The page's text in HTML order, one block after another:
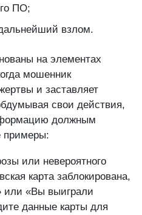
ПО;
взлом.
на элементах
мошенник
и заставляет
свои действия,
должным
примеры:
или невероятного
карта заблокирована,
или «Вы выиграли
данные карты для